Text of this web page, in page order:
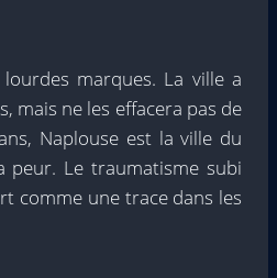
marques. La ville a
mais ne les effacera pas de
Naplouse est la ville du
peur. Le traumatisme subi
comme une trace dans les